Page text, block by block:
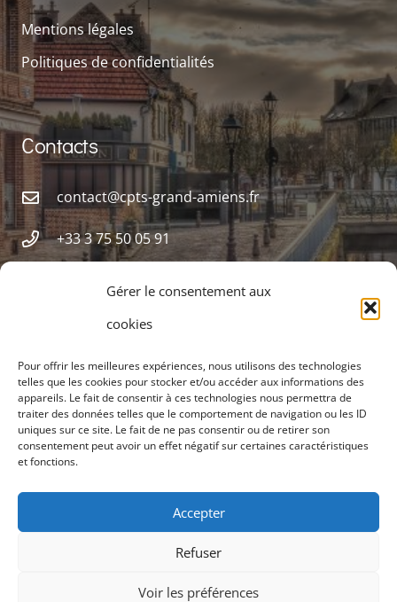
Gérer le consentement aux
cookies
Pour offrir les meilleures expériences, nous utilisons des technologies
telles que les cookies pour stocker et/ou accéder aux informations des
appareils. Le fait de consentir à ces technologies nous permettra de
traiter des données telles que le comportement de navigation ou les ID
uniques sur ce site. Le fait de ne pas consentir ou de retirer son
consentement peut avoir un effet négatif sur certaines caractéristiques
et fonctions.
Accepter
Refuser
Voir les préférences
Mentions légales
Politiques de confidentialités
Contacts
contact@cpts-grand-amiens.fr
+33 3 75 50 05 91
Nos missions
Professionnels de santé